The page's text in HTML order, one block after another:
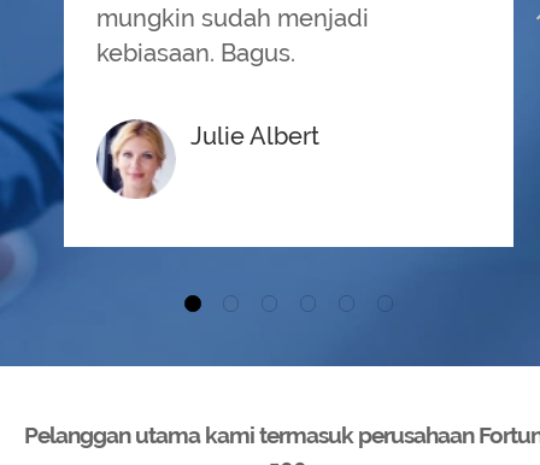
mungkin sudah menjadi
kebiasaan. Bagus.
Julie Albert
Pelanggan utama kami termasuk perusahaan